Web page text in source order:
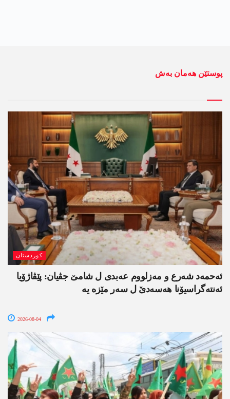
پوستێن ھەمان بەش
کوردستان
ئەحمەد شەرع و مەزلووم عەبدی ل شامێ جڤیان: پێڤاژۆیا
ئەنتەگراسیۆنا ھەسەدێ ل سەر مێزە یە
2026-08-04